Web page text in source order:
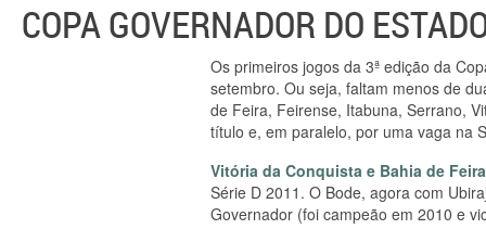
COPA GOVERNADOR DO
Os primeiros jogos da 3ª edição da
setembro. Ou seja, faltam menos de
de Feira, Feirense, Itabuna, Serrano,
título e, em paralelo, por uma vaga na
Vitória da Conquista e Bahia de Feira
Série D 2011. O Bode, agora com
Governador (foi campeão em 2010 e